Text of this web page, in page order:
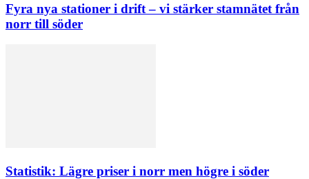
Fyra nya stationer i drift – vi stärker stamnätet från
norr till söder
Statistik: Lägre priser i norr men högre i söder